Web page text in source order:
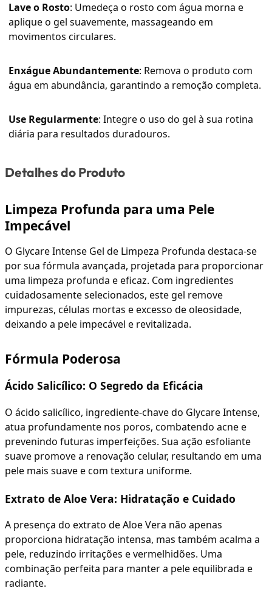
Lave o Rosto: Umedeça o rosto com água morna e
aplique o gel suavemente, massageando em
movimentos circulares.
Enxágue Abundantemente: Remova o produto com
água em abundância, garantindo a remoção completa.
Use Regularmente: Integre o uso do gel à sua rotina
diária para resultados duradouros.
Detalhes do Produto
Limpeza Profunda para uma Pele
Impecável
O Glycare Intense Gel de Limpeza Profunda destaca-se
por sua fórmula avançada, projetada para proporcionar
uma limpeza profunda e eficaz. Com ingredientes
cuidadosamente selecionados, este gel remove
impurezas, células mortas e excesso de oleosidade,
deixando a pele impecável e revitalizada.
Fórmula Poderosa
Ácido Salicílico: O Segredo da Eficácia
O ácido salicílico, ingrediente-chave do Glycare Intense,
atua profundamente nos poros, combatendo acne e
prevenindo futuras imperfeições. Sua ação esfoliante
suave promove a renovação celular, resultando em uma
pele mais suave e com textura uniforme.
Extrato de Aloe Vera: Hidratação e Cuidado
A presença do extrato de Aloe Vera não apenas
proporciona hidratação intensa, mas também acalma a
pele, reduzindo irritações e vermelhidões. Uma
combinação perfeita para manter a pele equilibrada e
radiante.